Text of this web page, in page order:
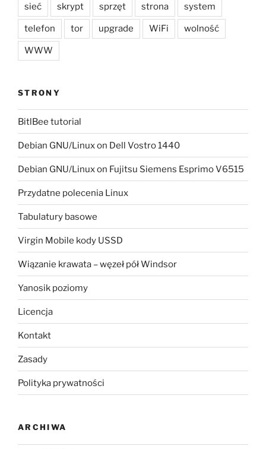
sieć skrypt sprzęt strona system
telefon tor upgrade WiFi wolność
WWW
STRONY
BitlBee tutorial
Debian GNU/Linux on Dell Vostro 1440
Debian GNU/Linux on Fujitsu Siemens Esprimo V6515
Przydatne polecenia Linux
Tabulatury basowe
Virgin Mobile kody USSD
Wiązanie krawata – węzeł pół Windsor
Yanosik poziomy
Licencja
Kontakt
Zasady
Polityka prywatności
ARCHIWA